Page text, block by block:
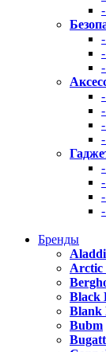
Бренды
Arctic
Black
Blank
Bubm